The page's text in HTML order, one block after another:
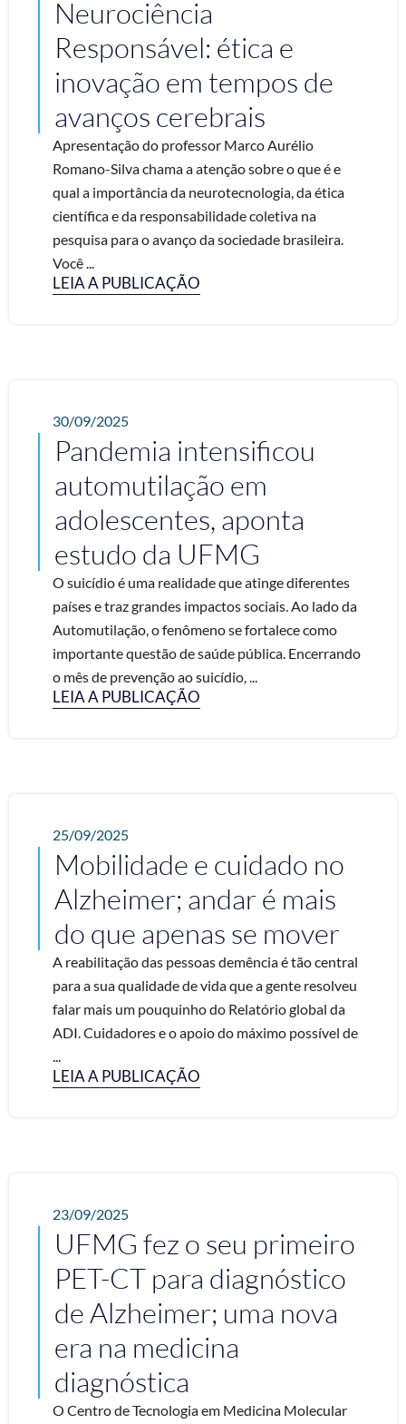
Neurociência
Responsável: ética e
inovação em tempos de
avanços cerebrais
Apresentação do professor Marco Aurélio
Romano-Silva chama a atenção sobre o que é e
qual a importância da neurotecnologia, da ética
científica e da responsabilidade coletiva na
pesquisa para o avanço da sociedade brasileira.
Você ...
LEIA A PUBLICAÇÃO
30/09/2025
Pandemia intensificou
automutilação em
adolescentes, aponta
estudo da UFMG
O suicídio é uma realidade que atinge diferentes
países e traz grandes impactos sociais. Ao lado da
Automutilação, o fenômeno se fortalece como
importante questão de saúde pública. Encerrando
o mês de prevenção ao suicídio, ...
LEIA A PUBLICAÇÃO
25/09/2025
Mobilidade e cuidado no
Alzheimer; andar é mais
do que apenas se mover
A reabilitação das pessoas demência é tão central
para a sua qualidade de vida que a gente resolveu
falar mais um pouquinho do Relatório global da
ADI. Cuidadores e o apoio do máximo possível de
...
LEIA A PUBLICAÇÃO
23/09/2025
UFMG fez o seu primeiro
PET-CT para diagnóstico
de Alzheimer; uma nova
era na medicina
diagnóstica
O Centro de Tecnologia em Medicina Molecular